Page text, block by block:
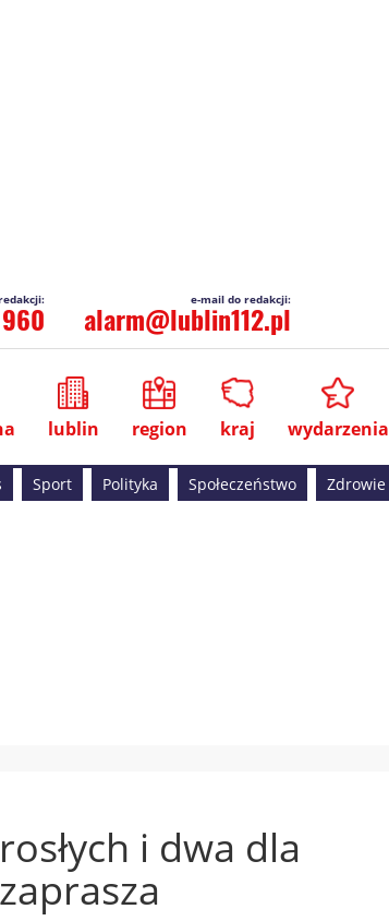
alarm@lublin112.pl
lublin region kraj wydarzenia
Sport Polityka Społeczeństwo Zdrowie
i dwa dla